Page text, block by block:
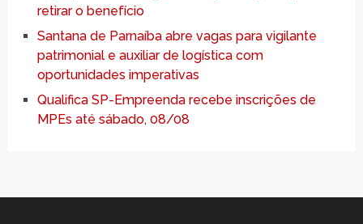
retirar o benefício
Santana de Parnaíba abre vagas para vigilante
patrimonial e auxiliar de logística com
oportunidades imperativas
Qualifica SP-Empreenda recebe inscrições de
MPEs até sábado, 08/08